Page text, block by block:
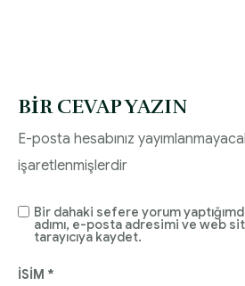
BIR CEVAP YAZIN
E-posta hesabınız
işaretlenmişlerdir
İSIM *
Bir dahaki sefere yorum
adımı, e-posta adresimi ve web
tarayıcıya kaydet.